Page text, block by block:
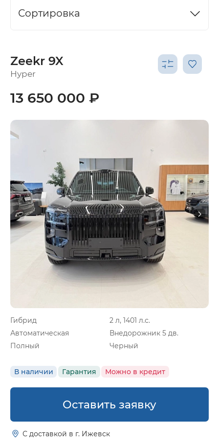
Сортировка
Zeekr 9X
Hyper
Гибрид
2 л, 1401 л.с.
Автоматическая
Внедорожник 5 дв.
Полный
Черный
В наличии Гарантия Можно в кредит
13 650 000 ₽
Оставить заявку
С доставкой в г. Ижевск